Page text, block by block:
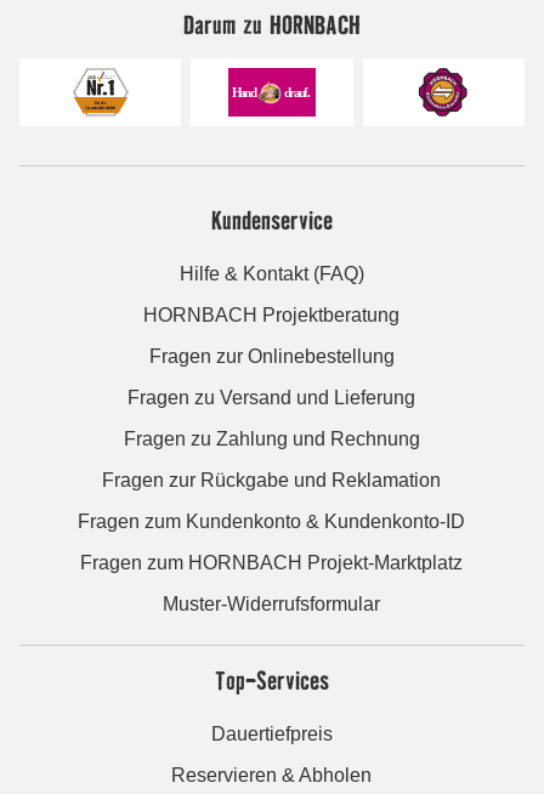
Darum zu HORNBACH
Kundenservice
Hilfe & Kontakt (FAQ)
HORNBACH Projektberatung
Fragen zur Onlinebestellung
Fragen zu Versand und Lieferung
Fragen zu Zahlung und Rechnung
Fragen zur Rückgabe und Reklamation
Fragen zum Kundenkonto & Kundenkonto-ID
Fragen zum HORNBACH Projekt-Marktplatz
Muster-Widerrufsformular
Top-Services
Dauertiefpreis
Reservieren & Abholen